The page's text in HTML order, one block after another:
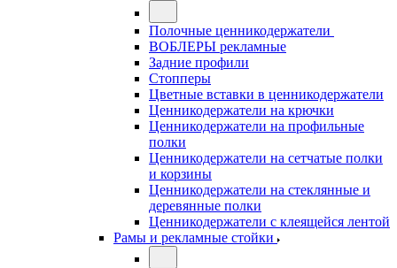
Полочные ценникодержатели
ВОБЛЕРЫ рекламные
Задние профили
Стопперы
Цветные вставки в ценникодержатели
Ценникодержатели на крючки
Ценникодержатели на профильные
полки
Ценникодержатели на сетчатые полки
и корзины
Ценникодержатели на стеклянные и
деревянные полки
Ценникодержатели с клеящейся лентой
Рамы и рекламные стойки